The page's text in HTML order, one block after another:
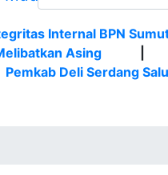
Internal BPN
Asing
Pemkab Deli Serdang